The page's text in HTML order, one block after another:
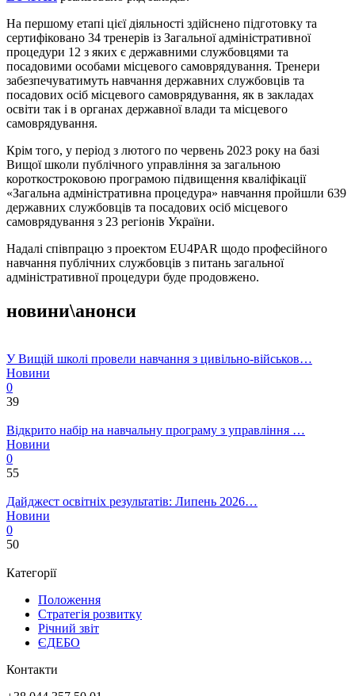
На першому етапі цієї діяльності здійснено підготовку та
сертифіковано 34 тренерів із Загальної адміністративної
процедури 12 з яких є державними службовцями та
посадовими особами місцевого самоврядування. Тренери
забезпечуватимуть навчання державних службовців та
посадових осіб місцевого самоврядування, як в закладах
освіти так і в органах державної влади та місцевого
самоврядування.
Крім того, у період з лютого по червень 2023 року на базі
Вищої школи публічного управління за загальною
короткостроковою програмою підвищення кваліфікації
«Загальна адміністративна процедура» навчання пройшли 639
державних службовців та посадових осіб місцевого
самоврядування з 23 регіонів України.
Надалі співпрацю з проектом EU4PAR щодо професійного
навчання публічних службовців з питань загальної
адміністративної процедури буде продовжено.
новини\анонси
У Вищій школі провели навчання з цивільно-військов…
Новини
0
39
Відкрито набір на навчальну програму з управління …
Новини
0
55
Дайджест освітніх результатів: Липень 2026…
Новини
0
50
Категорії
Положення
Стратегія розвитку
Річний звіт
ЄДЕБО
Контакти